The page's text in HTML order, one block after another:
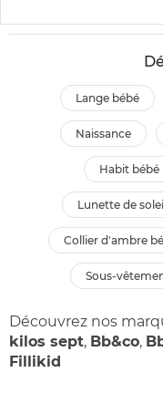
lange bébé
naissance
habit bébé
lunette de
collier d'ambre
sous-
Découvrez nos
kilos sept, Bb&co,
Fillikid